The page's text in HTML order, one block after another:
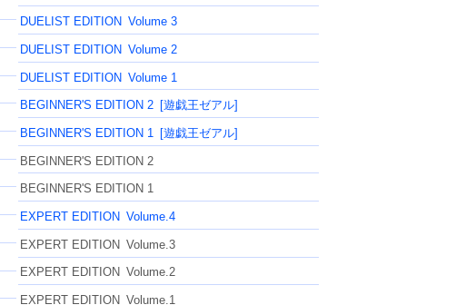
DUELIST EDITION Volume 3
DUELIST EDITION Volume 2
DUELIST EDITION Volume 1
BEGINNER'S EDITION 2 [遊戯王ゼアル]
BEGINNER'S EDITION 1 [遊戯王ゼアル]
BEGINNER'S EDITION 2
BEGINNER'S EDITION 1
EXPERT EDITION Volume.4
EXPERT EDITION Volume.3
EXPERT EDITION Volume.2
EXPERT EDITION Volume.1